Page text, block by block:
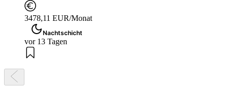
3478,11 EUR/Monat
Nachtschicht
vor 13 Tagen